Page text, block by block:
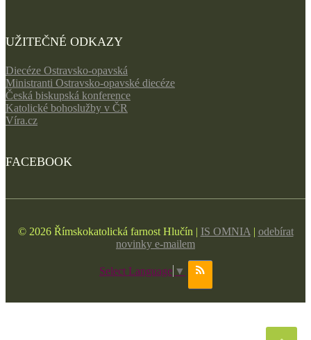
UŽITEČNÉ ODKAZY
Diecéze Ostravsko-opavská
Ministranti Ostravsko-opavské diecéze
Česká biskupská konference
Katolické bohoslužby v ČR
Víra.cz
FACEBOOK
© 2026 Římskokatolická farnost Hlučín | IS OMNIA | odebírat
novinky e-mailem
Select Language ▼